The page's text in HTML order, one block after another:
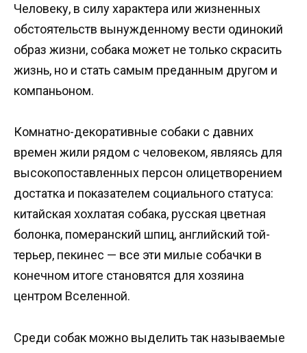
Человеку, в силу характера или жизненных
обстоятельств вынужденному вести одинокий
образ жизни, собака может не только скрасить
жизнь, но и стать самым преданным другом и
компаньоном.
Комнатно-декоративные собаки с давних
времен жили рядом с человеком, являясь для
высокопоставленных персон олицетворением
достатка и показателем социального статуса:
китайская хохлатая собака, русская цветная
болонка, померанский шпиц, английский той-
терьер, пекинес — все эти милые собачки в
конечном итоге становятся для хозяина
центром Вселенной.
Среди собак можно выделить так называемые